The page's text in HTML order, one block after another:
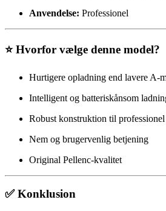
Anvendelse: Professionel
⭐ Hvorfor vælge denne model?
Hurtigere opladning end lavere A-
Intelligent og batteriskånsom
Robust konstruktion til
Nem og brugervenlig betjening
Original Pellenc-kvalitet
✅ Konklusion